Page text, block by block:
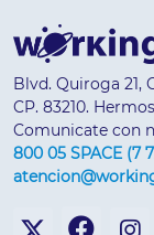
Blvd. Quiroga 21,
CP. 83210.
Comunicate con
800 05 SPACE (7